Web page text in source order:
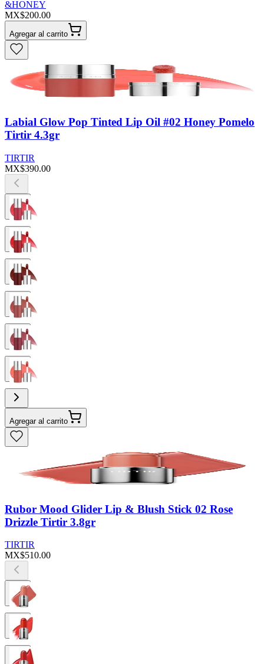
&HONEY
MX$200.00
Agregar al carrito
Labial Glow Pop Tinted Lip Oil #02 Honey Pomelo
Tirtir 4.3gr
TIRTIR
MX$390.00
Agregar al carrito
Rubor Mood Glider Lip & Blush Stick 02 Rose
Drizzle Tirtir 3.8gr
TIRTIR
MX$510.00